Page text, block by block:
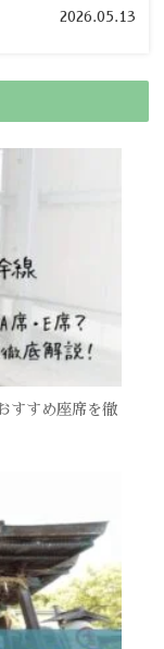
2026.05.13
すすめ座席を徹